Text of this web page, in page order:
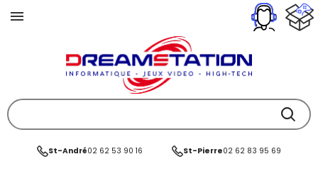
St-André02 62 53 90 16 St-Pierre02 62 83 95 69